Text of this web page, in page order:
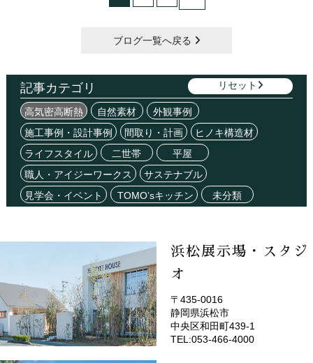
ブログ一覧へ戻る
記事カテゴリ リセット
高気密高断熱 自然素材
外観事例
施工事例・設計事例
間取り・計画
ヒノキ構造材
ライフスタイル
二世帯
平屋
職人・アイジーワークス
サステナブル
見学会・イベント
TOMO’sキッチン 未分類
浜松展示場・スタジ
オ
(EMOTOP浜松)
〒435-0016
静岡県浜松市
中央区和田町439-1
TEL:053-466-4000